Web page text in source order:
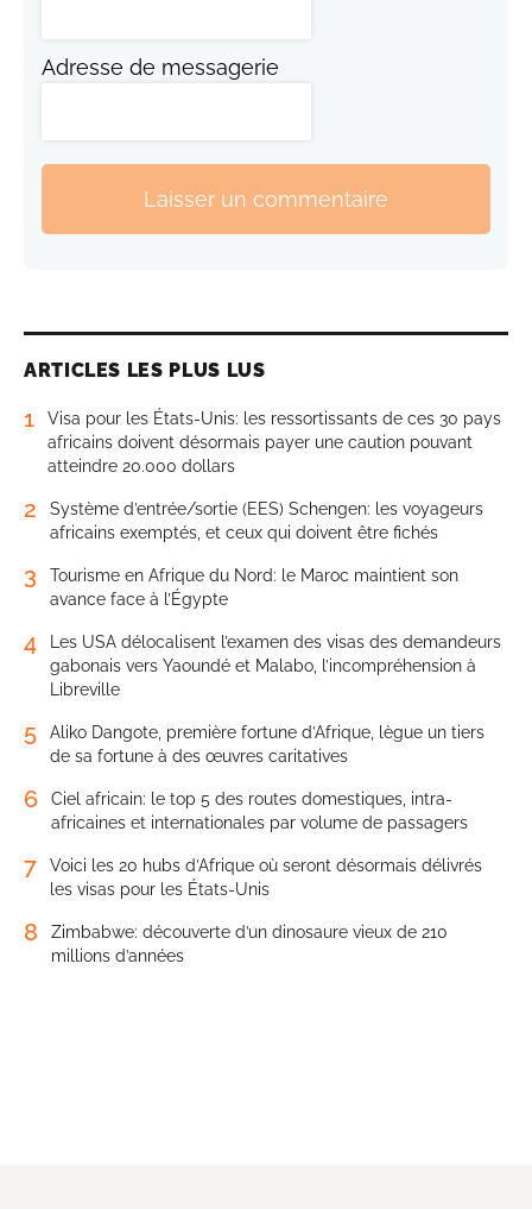
Adresse de messagerie
Laisser un commentaire
ARTICLES LES PLUS LUS
1
Visa pour les États-Unis: les ressortissants de ces 30 pays
africains doivent désormais payer une caution pouvant
atteindre 20.000 dollars
2
Système d’entrée/sortie (EES) Schengen: les voyageurs
africains exemptés, et ceux qui doivent être fichés
3
Tourisme en Afrique du Nord: le Maroc maintient son
avance face à l’Égypte
4
Les USA délocalisent l’examen des visas des demandeurs
gabonais vers Yaoundé et Malabo, l’incompréhension à
Libreville
5
Aliko Dangote, première fortune d’Afrique, lègue un tiers
de sa fortune à des œuvres caritatives
6
Ciel africain: le top 5 des routes domestiques, intra-
africaines et internationales par volume de passagers
7
Voici les 20 hubs d’Afrique où seront désormais délivrés
les visas pour les États-Unis
8
Zimbabwe: découverte d’un dinosaure vieux de 210
millions d’années